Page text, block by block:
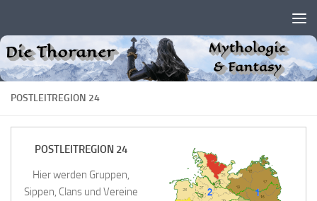
POSTLEITREGION 24
POSTLEITREGION 24
Hier werden Gruppen,
Sippen, Clans und Vereine